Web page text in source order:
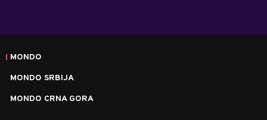
MONDO
MONDO SRBIJA
MONDO CRNA GORA